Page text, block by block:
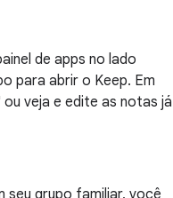
de apps no lado
para abrir o Keep. Em
veja e edite as notas já
seu grupo familiar, você